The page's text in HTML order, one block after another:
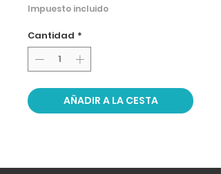
Impuesto incluido
Cantidad *
AÑADIR A LA CESTA